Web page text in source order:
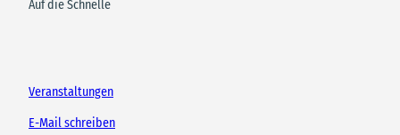
Auf die Schnelle
Veranstaltungen
E-Mail schreiben